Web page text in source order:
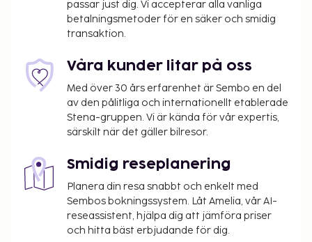
passar just dig. Vi accepterar alla vanliga
betalningsmetoder för en säker och smidig
transaktion.
Våra kunder litar på oss
Med över 30 års erfarenhet är Sembo en del
av den pålitliga och internationellt etablerade
Stena-gruppen. Vi är kända för vår expertis,
särskilt när det gäller bilresor.
Smidig reseplanering
Planera din resa snabbt och enkelt med
Sembos bokningssystem. Låt Amelia, vår AI-
reseassistent, hjälpa dig att jämföra priser
och hitta bäst erbjudande för dig.